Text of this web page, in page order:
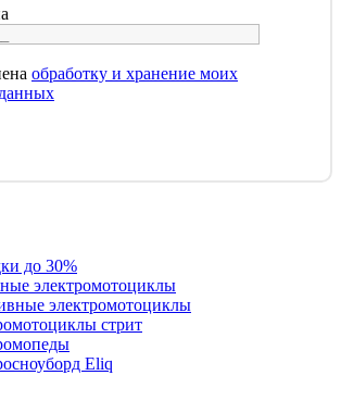
на обработку и хранение моих
до 30%
электромотоциклы
электромотоциклы
стрит
Eliq